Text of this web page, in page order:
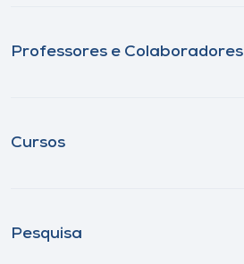
Professores e Colaboradores
Cursos
Pesquisa